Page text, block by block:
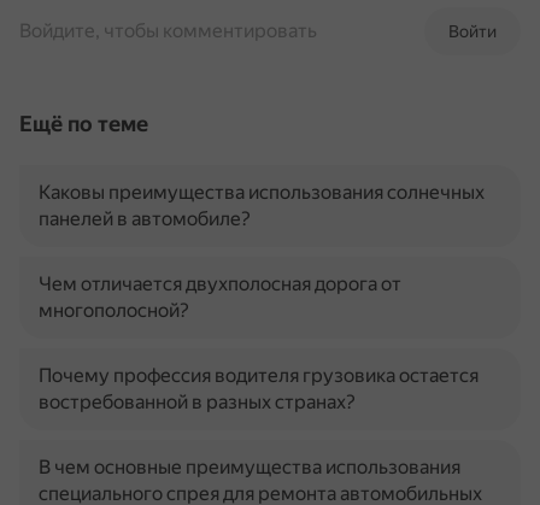
Войти
Войдите, чтобы комментировать
Ещё по теме
Каковы преимущества использования солнечных
панелей в автомобиле?
Чем отличается двухполосная дорога от
многополосной?
Почему профессия водителя грузовика остается
востребованной в разных странах?
В чем основные преимущества использования
специального спрея для ремонта автомобильных